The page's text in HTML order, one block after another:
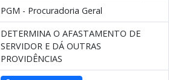
PGM - Procuradoria Geral
DETERMINA O AFASTAMENTO DE
SERVIDOR E DÁ OUTRAS
PROVIDÊNCIAS